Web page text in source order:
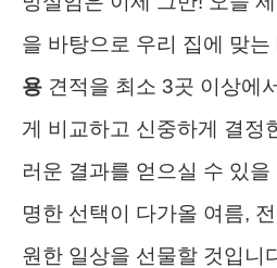
을 바탕으로 우리 집에 맞는
용 견적을 최소 3곳 이상에
게 비교하고 신중하게 결정
러운 결과를 얻으실 수 있
명한 선택이 다가올 여름,
원한 일상을 선물할 것입니